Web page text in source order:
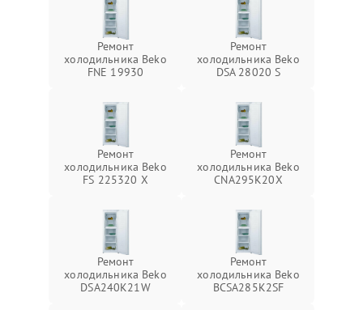
Ремонт
холодильника Beko
FNE 19930
Ремонт
холодильника Beko
DSA 28020 S
Ремонт
холодильника Beko
FS 225320 X
Ремонт
холодильника Beko
CNA295K20X
Ремонт
холодильника Beko
DSA240K21W
Ремонт
холодильника Beko
BCSA285K2SF